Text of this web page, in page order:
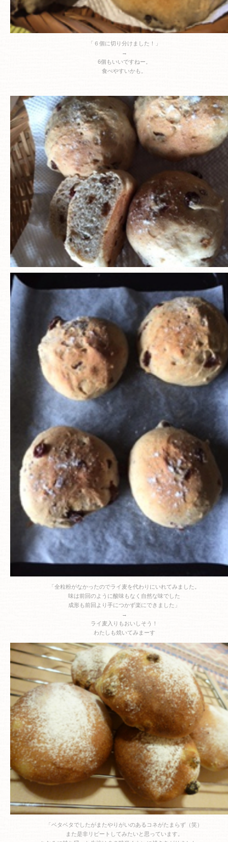
「６個に切り分けました！」
→
6個もいいですねー。
食べやすいかも。
「全粒粉がなかったのでライ麦を代わりにいれてみました。
味は前回のように酸味もなく自然な味でした
成形も前回より手につかず楽にできました」
→
ライ麦入りもおいしそう！
わたしも焼いてみまーす
「ベタベタでしたがまたやりがいのあるコネがたまらず（笑）
また是非リピートしてみたいと思っています。